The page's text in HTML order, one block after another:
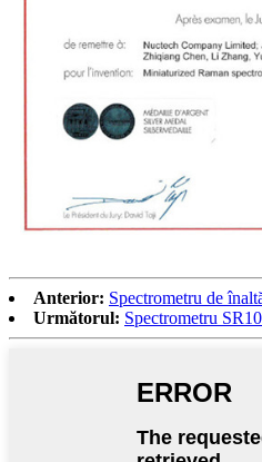
Anterior: Spectrometru de
Următorul: Spectrometru